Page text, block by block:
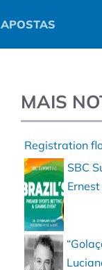
APOSTAS
MAIS
Registration
SBC